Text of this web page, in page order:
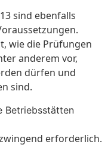
sind ebenfalls
wie die Prüfungen
anderem vor,
dürfen und
sind.
Betriebsstätten
erforderlich.